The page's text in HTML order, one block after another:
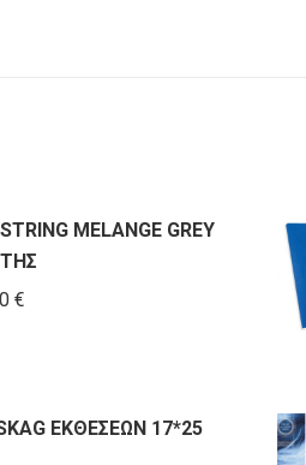
MELANGE GREY
€
11,50 €.
ΕΚΘΕΣΕΩΝ 17*25